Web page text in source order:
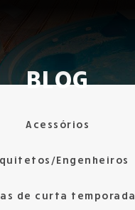
BLOG
Acessórios
Engenheiros
de curta temporada